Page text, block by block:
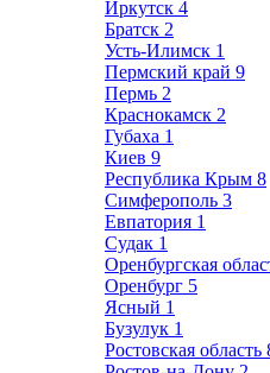
Иркутск 4
Братск 2
Усть-Илимск 1
Пермский край 9
Пермь 2
Краснокамск 2
Губаха 1
Киев 9
Республика Крым 8
Симферополь 3
Евпатория 1
Судак 1
Оренбургская
Оренбург 5
Ясный 1
Бузулук 1
Ростовская область